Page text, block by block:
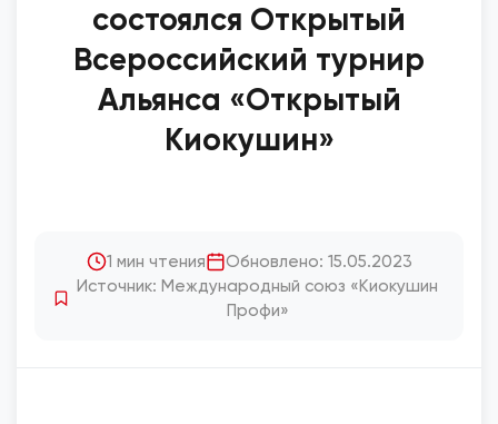
состоялся Открытый
Всероссийский турнир
Альянса «Открытый
Киокушин»
1 мин чтения
Обновлено: 15.05.2023
Источник: Международный союз «Киокушин
Профи»